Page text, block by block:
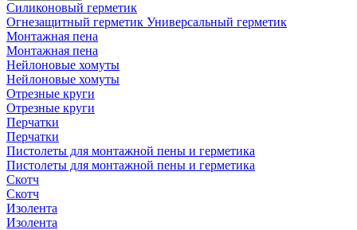
Силиконовый герметик
Огнезащитный герметик Универсальный герметик
Монтажная пена
Монтажная пена
Нейлоновые хомуты
Нейлоновые хомуты
Отрезные круги
Отрезные круги
Перчатки
Перчатки
Пистолеты для монтажной пены и герметика
Пистолеты для монтажной пены и герметика
Скотч
Скотч
Изолента
Изолента